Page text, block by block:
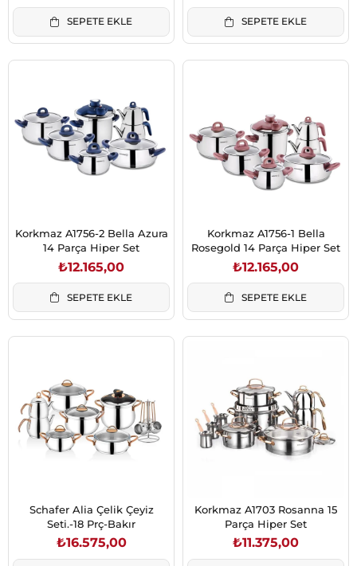
SEPETE EKLE SEPETE EKLE
Korkmaz A1756-2 Bella Azura
14 Parça Hiper Set
₺12.165,00
SEPETE EKLE
Korkmaz A1756-1 Bella
Rosegold 14 Parça Hiper Set
₺12.165,00
SEPETE EKLE
Schafer Alia Çelik Çeyiz
Seti.-18 Prç-Bakır
₺16.575,00
Korkmaz A1703 Rosanna 15
Parça Hiper Set
₺11.375,00